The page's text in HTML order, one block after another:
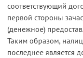
соответствующий
первой стороны
(денежное)
Таким образом,
последнее является